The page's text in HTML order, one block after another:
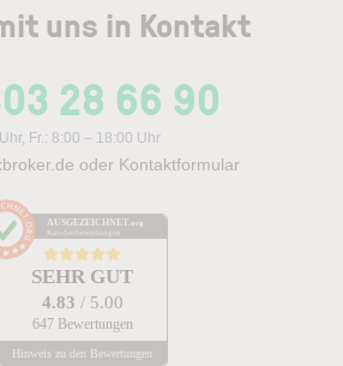
uns in Kontakt
28 66 90
Fr.: 8:00 – 18:00 Uhr
oder Kontaktformular
AUSGEZEICHNET .org
Kundenbewertungen
SEHR GUT
4.83 / 5.00
647 Bewertungen
Hinweis zu den Bewertungen